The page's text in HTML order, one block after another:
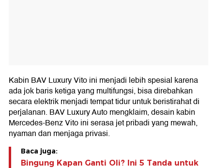
Kabin BAV Luxury Vito ini menjadi lebih spesial karena
ada jok baris ketiga yang multifungsi, bisa direbahkan
secara elektrik menjadi tempat tidur untuk beristirahat di
perjalanan. BAV Luxury Auto mengklaim, desain kabin
Mercedes-Benz Vito ini serasa jet pribadi yang mewah,
nyaman dan menjaga privasi.
Baca juga:
Bingung Kapan Ganti Oli? Ini 5 Tanda untuk